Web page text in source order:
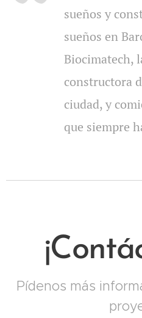
sueños y
sueños en
Biocimatech,
constructora
ciudad, y
que siempre
Pídenos más